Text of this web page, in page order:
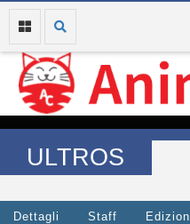
ULTROS
Dettagli Staff